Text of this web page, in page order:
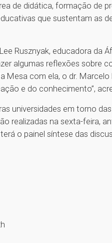
de didática, formação de
que sustentam as
Rusznyak, educadora da
algumas reflexões sobre
Mesa com ela, o dr. Marcelo
e do conhecimento”,
universidades em torno
realizadas na sexta-feira,
o painel síntese das